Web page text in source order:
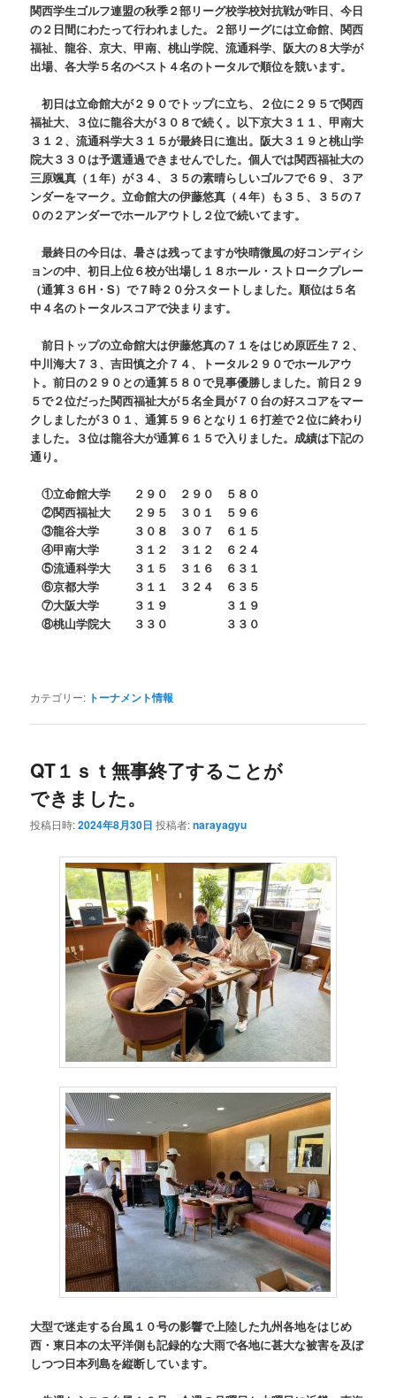
関西学生ゴルフ連盟の秋季２部リーグ校学校対抗戦が昨日、今日
の２日間にわたって行われました。２部リーグには立命館、関西
福祉、龍谷、京大、甲南、桃山学院、流通科学、阪大の８大学が
出場、各大学５名のベスト４名のトータルで順位を競います。
初日は立命館大が２９０でトップに立ち、２位に２９５で関西
福祉大、３位に龍谷大が３０８で続く。以下京大３１１、甲南大
３１２、流通科学大３１５が最終日に進出。阪大３１９と桃山学
院大３３０は予選通過できませんでした。個人では関西福祉大の
三原颯真（１年）が３４、３５の素晴らしいゴルフで６９、３ア
ンダーをマーク。立命館大の伊藤悠真（４年）も３５、３５の７
０の２アンダーでホールアウトし２位で続いてます。
最終日の今日は、暑さは残ってますが快晴微風の好コンディシ
ョンの中、初日上位６校が出場し１８ホール・ストロークプレー
（通算３６H・S）で７時２０分スタートしました。順位は５名
中４名のトータルスコアで決まります。
前日トップの立命館大は伊藤悠真の７１をはじめ原匠生７２、
中川海大７３、吉田慎之介７４、トータル２９０でホールアウ
ト。前日の２９０との通算５８０で見事優勝しました。前日２９
５で２位だった関西福祉大が５名全員が７０台の好スコアをマー
クしましたが３０１、通算５９６となり１６打差で２位に終わり
ました。３位は龍谷大が通算６１５で入りました。成績は下記の
通り。
①立命館大学 ２９０ ２９０ ５８０
②関西福祉大 ２９５ ３０１ ５９６
③龍谷大学 ３０８ ３０７ ６１５
④甲南大学 ３１２ ３１２ ６２４
⑤流通科学大 ３１５ ３１６ ６３１
⑥京都大学 ３１１ ３２４ ６３５
⑦大阪大学 ３１９ ３１９
⑧桃山学院大 ３３０ ３３０
カテゴリー: トーナメント情報
QT１ｓｔ無事終了することが
できました。
投稿日時:2024年8月30日 投稿者:narayagyu
大型で迷走する台風１０号の影響で上陸した九州各地をはじめ
西・東日本の太平洋側も記録的な大雨で各地に甚大な被害を及ぼ
しつつ日本列島を縦断しています。